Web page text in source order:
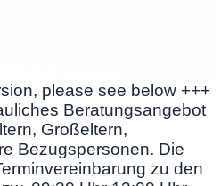
please see below +++
Beratungsangebot
Großeltern,
Bezugspersonen. Die
zu den